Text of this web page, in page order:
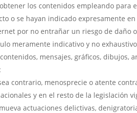
los contenidos empleando para
o se hayan indicado expresamente
por no entrañar un riesgo de daño
meramente indicativo y no
mensajes, gráficos, dibujos,
contrario, menosprecie o atente
y en el resto de la legislación
actuaciones delictivas,